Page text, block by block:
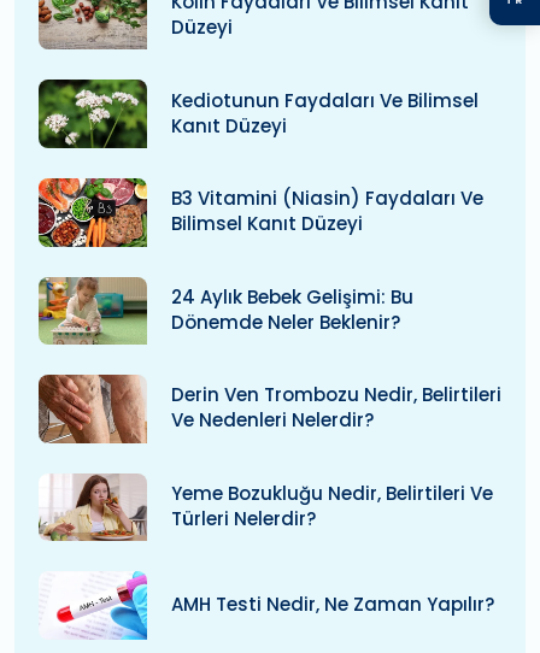
Düzeyi
Kediotunun Faydaları Ve Bilimsel
Kanıt Düzeyi
B3 Vitamini (niasin) Faydaları Ve
Bilimsel Kanıt Düzeyi
24 Aylık Bebek Gelişimi: Bu
Dönemde Neler Beklenir?
Derin Ven Trombozu Nedir, Belirtileri
Ve Nedenleri Nelerdir?
Yeme Bozukluğu Nedir, Belirtileri Ve
Türleri Nelerdir?
AMH Testi Nedir, Ne Zaman Yapılır?